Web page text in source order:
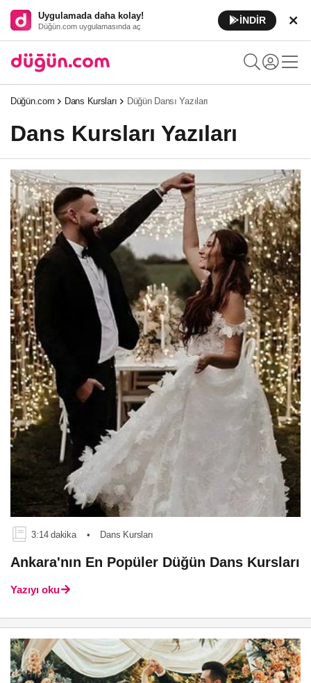
Uygulamada daha kolay!
Düğün.com uygulamasında aç
İNDİR
Düğün.com Dans Kursları Düğün Dansı Yazıları
Dans Kursları Yazıları
3:14 dakika • Dans Kursları
Ankara'nın En Popüler Düğün Dans Kursları
Yazıyı oku